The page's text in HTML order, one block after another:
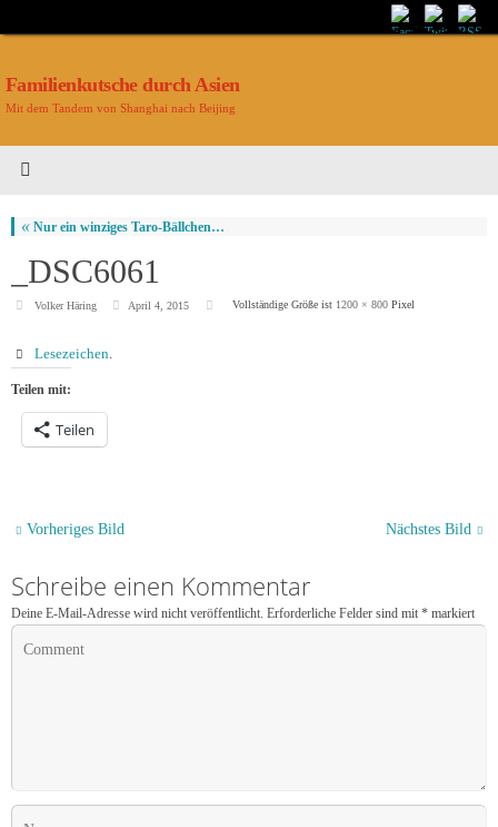
Familienkutsche durch Asien
Mit dem Tandem von Shanghai nach Beijing
« Nur ein winziges Taro-Bällchen…
_DSC6061
Volker Häring April 4, 2015 Vollständige Größe ist 1200 × 800Pixel
Lesezeichen.
Teilen mit:
Teilen
Vorheriges Bild Nächstes Bild
Schreibe einen Kommentar
Deine E-Mail-Adresse wird nicht veröffentlicht. Erforderliche Felder sind mit * markiert